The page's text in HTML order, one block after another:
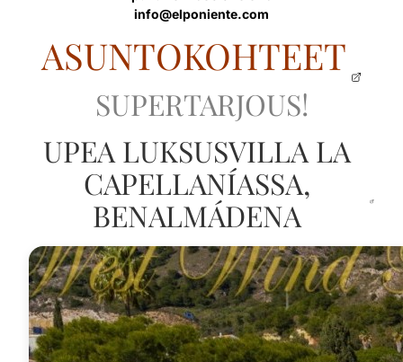
info@elponiente.com
ASUNTOKOHTEET
SUPERTARJOUS!
UPEA LUKSUSVILLA LA
CAPELLANÍASSA,
BENALMÁDENA